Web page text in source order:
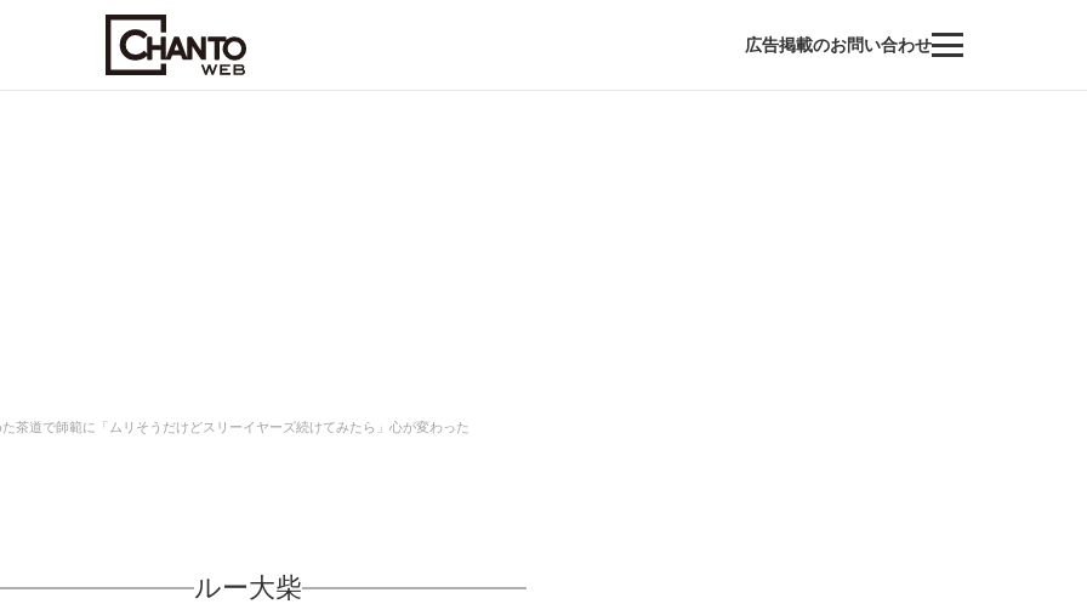
広告掲載のお問い合わせ
茶道で師範に「ムリそうだけどスリーイヤーズ続けてみたら」心が変わった
ルー大柴